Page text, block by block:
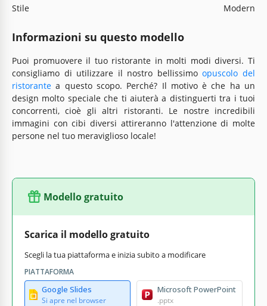
Stile
Modern
Informazioni su questo modello
Puoi promuovere il tuo ristorante in molti modi diversi. Ti
consigliamo di utilizzare il nostro bellissimoopuscolo del
ristorante a questo scopo. Perché? Il motivo è che ha un
design molto speciale che ti aiuterà a distinguerti tra i tuoi
concorrenti, cioè gli altri ristoranti. Le nostre incredibili
immagini con cibi diversi attireranno l'attenzione di molte
persone nel tuo meraviglioso locale!
Modello gratuito
Scarica il modello gratuito
Scegli la tua piattaforma e inizia subito a modificare
PIATTAFORMA
Google Slides
Si apre nel browser
Microsoft PowerPoint
.pptx